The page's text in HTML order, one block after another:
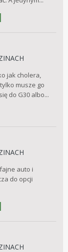
jak cholera,
musze go
do G30 albo...
auto i
do opcji